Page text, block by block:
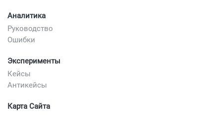
Аналитика
Руководство
Ошибки
Эксперименты
Кейсы
Антикейсы
Карта Сайта